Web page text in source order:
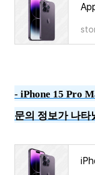
- iPhone 15 Pro
문의 정보가 나타